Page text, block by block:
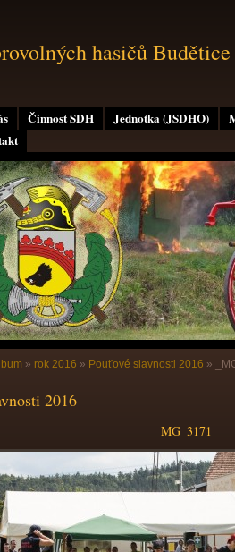
Činnost SDH Jednotka (JSDHO)
hasičů Budětice
» rok 2016 » Pouťové slavnosti 2016 »
2016
_MG_3171